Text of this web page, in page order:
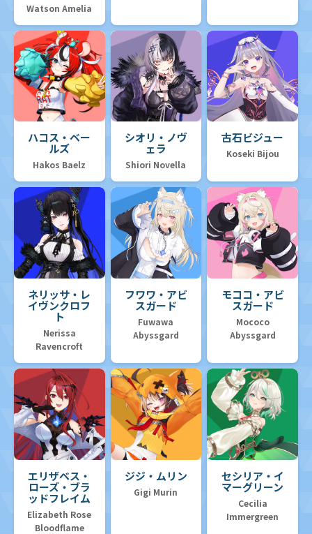
Watson Amelia
ハコス・ベー
ルズ
Hakos Baelz
シオリ・ノヴ
ェラ
Shiori Novella
古石ビジュー
Koseki Bijou
ネリッサ・レ
イヴンクロフ
ト
Nerissa
Ravencroft
フワワ・アビ
スガード
Fuwawa
Abyssgard
モココ・アビ
スガード
Mococo
Abyssgard
エリザベス・
ローズ・ブラ
ッドフレイム
Elizabeth Rose
Bloodflame
ジジ・ムリン
Gigi Murin
セシリア・イ
マーグリーン
Cecilia
Immergreen